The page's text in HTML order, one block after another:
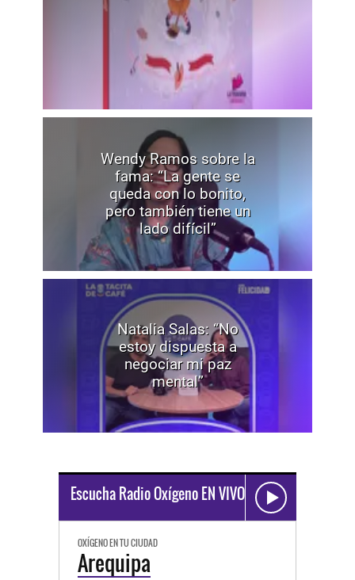
Wendy Ramos sobre la
fama: “La gente se
queda con lo bonito,
pero también tiene un
lado difícil”
Natalia Salas: “No
estoy dispuesta a
negociar mi paz
mental”
Escucha Radio Oxígeno EN VIVO
OXÍGENO EN TU CIUDAD
Arequipa